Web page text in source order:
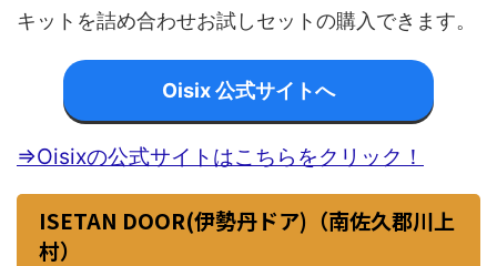
キットを詰め合わせお試しセットの購入できます。
Oisix 公式サイトへ
⇒Oisixの公式サイトはこちらをクリック！
ISETAN DOOR(伊勢丹ドア)（南佐久郡川上
村）